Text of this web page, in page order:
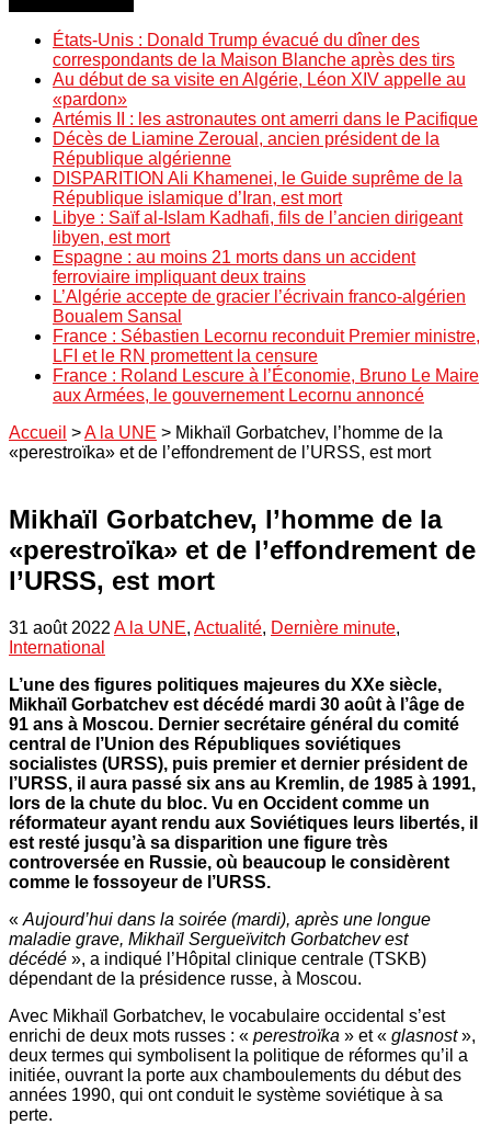
États-Unis : Donald Trump évacué du dîner des
correspondants de la Maison Blanche après des tirs
Au début de sa visite en Algérie, Léon XIV appelle au
«pardon»
Artémis II : les astronautes ont amerri dans le Pacifique
Décès de Liamine Zeroual, ancien président de la
République algérienne
DISPARITION Ali Khamenei, le Guide suprême de la
République islamique d’Iran, est mort
Libye : Saïf al-Islam Kadhafi, fils de l’ancien dirigeant
libyen, est mort
Espagne : au moins 21 morts dans un accident
ferroviaire impliquant deux trains
L’Algérie accepte de gracier l’écrivain franco-algérien
Boualem Sansal
France : Sébastien Lecornu reconduit Premier ministre,
LFI et le RN promettent la censure
France : Roland Lescure à l’Économie, Bruno Le Maire
aux Armées, le gouvernement Lecornu annoncé
Accueil >A la UNE > Mikhaïl Gorbatchev, l’homme de la
«perestroïka» et de l’effondrement de l’URSS, est mort
Mikhaïl Gorbatchev, l’homme de la
«perestroïka» et de l’effondrement de
l’URSS, est mort
31 août 2022 A la UNE, Actualité, Dernière minute,
International
L’une des figures politiques majeures du XXe siècle,
Mikhaïl Gorbatchev est décédé mardi 30 août à l’âge de
91 ans à Moscou. Dernier secrétaire général du comité
central de l’Union des Républiques soviétiques
socialistes (URSS), puis premier et dernier président de
l’URSS, il aura passé six ans au Kremlin, de 1985 à 1991,
lors de la chute du bloc. Vu en Occident comme un
réformateur ayant rendu aux Soviétiques leurs libertés, il
est resté jusqu’à sa disparition une figure très
controversée en Russie, où beaucoup le considèrent
comme le fossoyeur de l’URSS.
« Aujourd’hui dans la soirée (mardi), après une longue
maladie grave, Mikhaïl Sergueïvitch Gorbatchev est
décédé », a indiqué l’Hôpital clinique centrale (TSKB)
dépendant de la présidence russe, à Moscou.
Avec Mikhaïl Gorbatchev, le vocabulaire occidental s’est
enrichi de deux mots russes : « perestroïka » et « glasnost»,
deux termes qui symbolisent la politique de réformes qu’il a
initiée, ouvrant la porte aux chamboulements du début des
années 1990, qui ont conduit le système soviétique à sa
perte.